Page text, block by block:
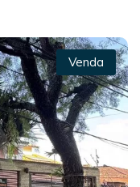
Next
Venda